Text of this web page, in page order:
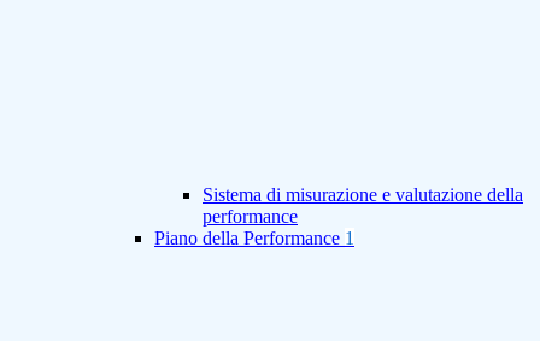
Sistema di misurazione e valutazione della
performance
Piano della Performance 1